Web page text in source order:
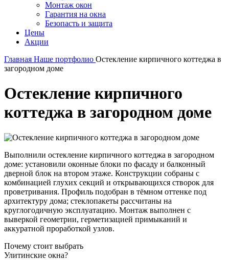
Монтаж окон
Гарантия на окна
Безопасть и защита
Цены
Акции
Главная Наше портфолио Остекление кирпичного коттеджа в
загородном доме
Остекление кирпичного
коттеджа в загородном доме
Выполнили остекление кирпичного коттеджа в загородном
доме: установили оконные блоки по фасаду и балконный
дверной блок на втором этаже. Конструкции собраны с
комбинацией глухих секций и открывающихся створок для
проветривания. Профиль подобран в тёмном оттенке под
архитектуру дома; стеклопакеты рассчитаны на
круглогодичную эксплуатацию. Монтаж выполнен с
выверкой геометрии, герметизацией примыканий и
аккуратной проработкой узлов.
Почему стоит выбрать
Улитинские окна?